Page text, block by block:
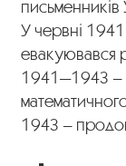
письменників
У червні 1941
евакуювався
1941—1943 –
1943 –